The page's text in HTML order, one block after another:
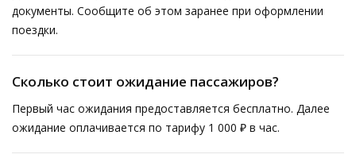
документы. Сообщите об этом заранее при оформлении
поездки.
Сколько стоит ожидание пассажиров?
Первый час ожидания предоставляется бесплатно. Далее
ожидание оплачивается по тарифу 1 000 ₽ в час.